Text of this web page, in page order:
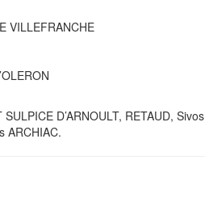
VILLEFRANCHE
D’ARNOULT, RETAUD, Sivos
ARCHIAC.